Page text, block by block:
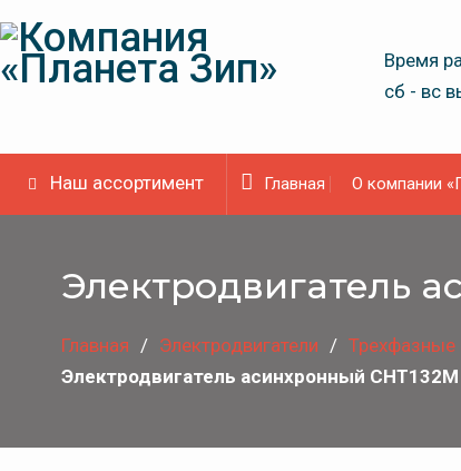
to
content
Время
сб - вс
Наш ассортимент Главная О компании
Электродвигатель
Главная Электродвигатели
Трехфазные
Электродвигатель асинхронный CHT132M